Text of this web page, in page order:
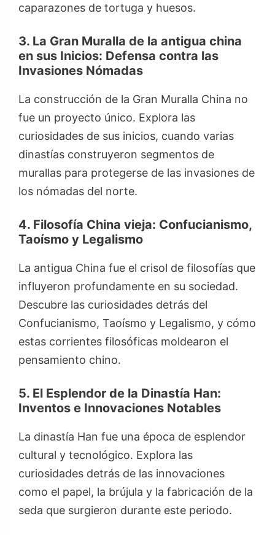
caparazones de tortuga y huesos.
3. La Gran Muralla de la antigua china
en sus Inicios: Defensa contra las
Invasiones Nómadas
La construcción de la Gran Muralla China no
fue un proyecto único. Explora las
curiosidades de sus inicios, cuando varias
dinastías construyeron segmentos de
murallas para protegerse de las invasiones de
los nómadas del norte.
4. Filosofía China vieja: Confucianismo,
Taoísmo y Legalismo
La antigua China fue el crisol de filosofías que
influyeron profundamente en su sociedad.
Descubre las curiosidades detrás del
Confucianismo, Taoísmo y Legalismo, y cómo
estas corrientes filosóficas moldearon el
pensamiento chino.
5. El Esplendor de la Dinastía Han:
Inventos e Innovaciones Notables
La dinastía Han fue una época de esplendor
cultural y tecnológico. Explora las
curiosidades detrás de las innovaciones
como el papel, la brújula y la fabricación de la
seda que surgieron durante este periodo.